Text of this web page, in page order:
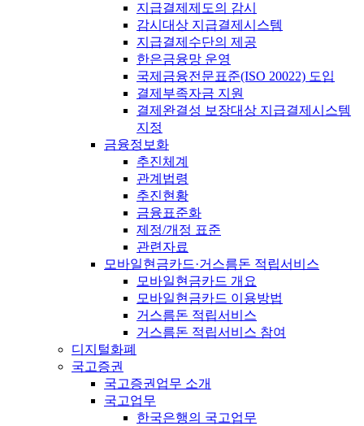
지급결제제도의 감시
감시대상 지급결제시스템
지급결제수단의 제공
한은금융망 운영
국제금융전문표준(ISO 20022) 도입
결제부족자금 지원
결제완결성 보장대상 지급결제시스템
지정
금융정보화
추진체계
관계법령
추진현황
금융표준화
제정/개정 표준
관련자료
모바일현금카드·거스름돈 적립서비스
모바일현금카드 개요
모바일현금카드 이용방법
거스름돈 적립서비스
거스름돈 적립서비스 참여
디지털화폐
국고증권
국고증권업무 소개
국고업무
한국은행의 국고업무